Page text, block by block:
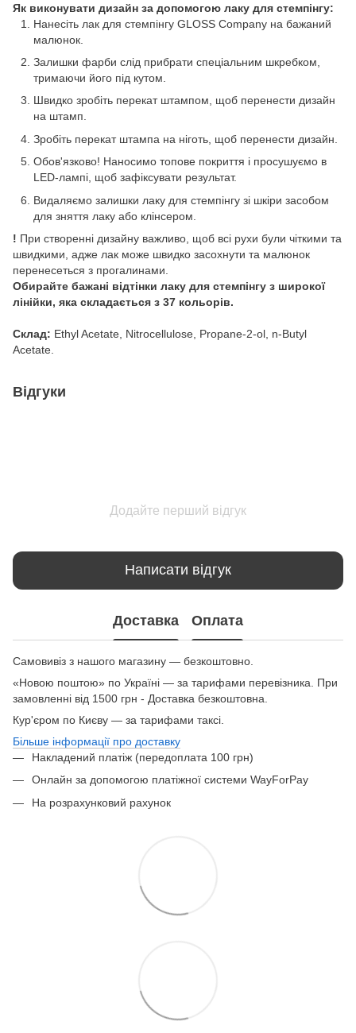
Як виконувати дизайн за допомогою лаку для стемпінгу:
Нанесіть лак для стемпінгу GLOSS Company на бажаний
малюнок.
Залишки фарби слід прибрати спеціальним шкребком,
тримаючи його під кутом.
Швидко зробіть перекат штампом, щоб перенести дизайн
на штамп.
Зробіть перекат штампа на ніготь, щоб перенести дизайн.
Обов'язково! Наносимо топове покриття і просушуємо в
LED-лампі, щоб зафіксувати результат.
Видаляємо залишки лаку для стемпінгу зі шкіри засобом
для зняття лаку або клінсером.
! При створенні дизайну важливо, щоб всі рухи були чіткими та
швидкими, адже лак може швидко засохнути та малюнок
перенесеться з прогалинами.
Обирайте бажані відтінки лаку для стемпінгу з широкої
лінійки, яка складається з 37 кольорів.
Склад: Ethyl Acetate, Nitrocellulose, Propane-2-ol, n-Butyl
Acetate.
Відгуки
Додайте перший відгук
Написати відгук
Доставка Оплата
Самовивіз з нашого магазину — безкоштовно.
«Новою поштою» по Україні — за тарифами перевізника. При
замовленні від 1500 грн - Доставка безкоштовна.
Кур'єром по Києву — за тарифами таксі.
Більше інформації про доставку
Накладений платіж (передоплата 100 грн)
Онлайн за допомогою платіжної системи WayForPay
На розрахунковий рахунок